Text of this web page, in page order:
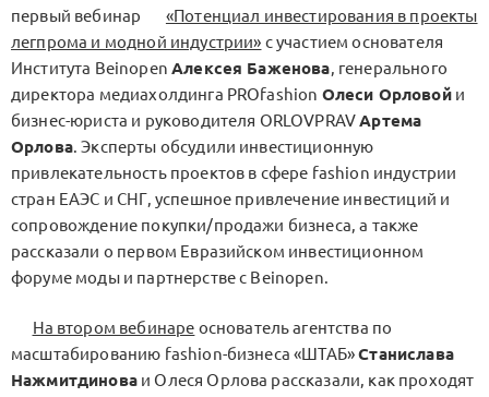
первый вебинар
«Потенциал инвестирования в проекты
легпрома и модной индустрии» с участием основателя
Института BeinopenАлексея Баженова, генерального
директора медиахолдинга PROfashion Олеси Орловойи
бизнес-юриста и руководителя ORLOVPRAVАртема
Орлова. Эксперты обсудили инвестиционную
привлекательность проектов в сфере fashion индустрии
стран ЕАЭС и СНГ, успешное привлечение инвестиций и
сопровождение покупки/продажи бизнеса, а также
рассказали о первом Евразийском инвестиционном
форуме моды и партнерстве с Beinopen.
На втором вебинаре основатель агентства по
масштабированию fashion-бизнеса «ШТАБ»Станислава
Нажмитдиноваи Олеся Орлова рассказали, как проходят